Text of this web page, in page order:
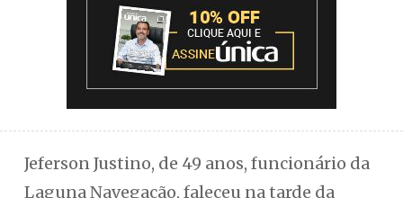
Jeferson Justino, de 49 anos, funcionário da
Laguna Navegação, faleceu na tarde da